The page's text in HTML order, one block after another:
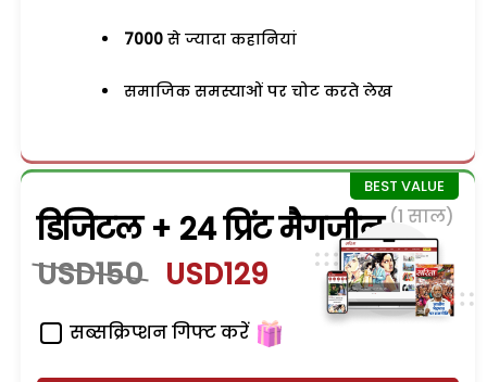
7000 से ज्यादा कहानियां
समाजिक समस्याओं पर चोट करते लेख
डिजिटल + 24 प्रिंट मैगजीन (1 साल)
USD150 USD129
सब्सक्रिप्शन गिफ्ट करें